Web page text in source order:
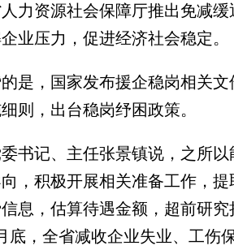
力资源社会保障厅推出免减缓
业压力，促进经济社会稳定。
，国家发布援企稳岗相关文
则，出台稳岗纾困政策。
记、主任张景镇说，之所以
，积极开展相关准备工作，
息，估算待遇金额，超前研究
底，全省减收企业失业、工伤